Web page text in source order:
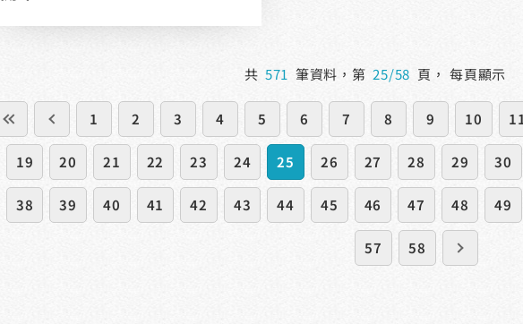
共 571 筆資料，第 25/58 頁， 每頁顯示
1 2 3 4 5 6 7 8 9 10
19 20 21 22 23 24 25 26 27 28 29 30
38 39 40 41 42 43 44 45 46 47 48 49
57 58